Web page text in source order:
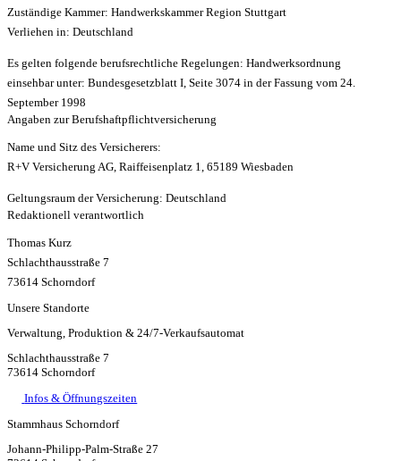
Zuständige Kammer: Handwerkskammer Region Stuttgart
Verliehen in: Deutschland
Es gelten folgende berufsrechtliche Regelungen: Handwerksordnung
einsehbar unter: Bundesgesetzblatt I, Seite 3074 in der Fassung vom 24.
September 1998
Angaben zur Berufs­haftpflicht­versicherung
Name und Sitz des Versicherers:
R+V Versicherung AG, Raiffeisenplatz 1, 65189 Wiesbaden
Geltungsraum der Versicherung: Deutschland
Redaktionell verantwortlich
Thomas Kurz
Schlachthausstraße 7
73614 Schorndorf
Unsere Standorte
Verwaltung, Produktion & 24/7-Verkaufsautomat
Schlachthausstraße 7
73614 Schorndorf
Infos & Öffnungszeiten
Stammhaus Schorndorf
Johann-Philipp-Palm-Straße 27